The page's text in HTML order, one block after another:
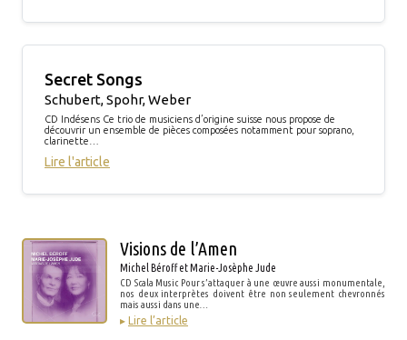
Secret Songs
Schubert, Spohr, Weber
CD Indésens Ce trio de musiciens d’origine suisse nous propose de
découvrir un ensemble de pièces composées notamment pour soprano,
clarinette…
Lire l'article
Visions de l’Amen
Michel Béroff et Marie-Josèphe Jude
CD Scala Music Pour s’attaquer à une œuvre aussi monumentale,
nos deux interprètes doivent être non seulement chevronnés
mais aussi dans une…
▸ Lire l’article